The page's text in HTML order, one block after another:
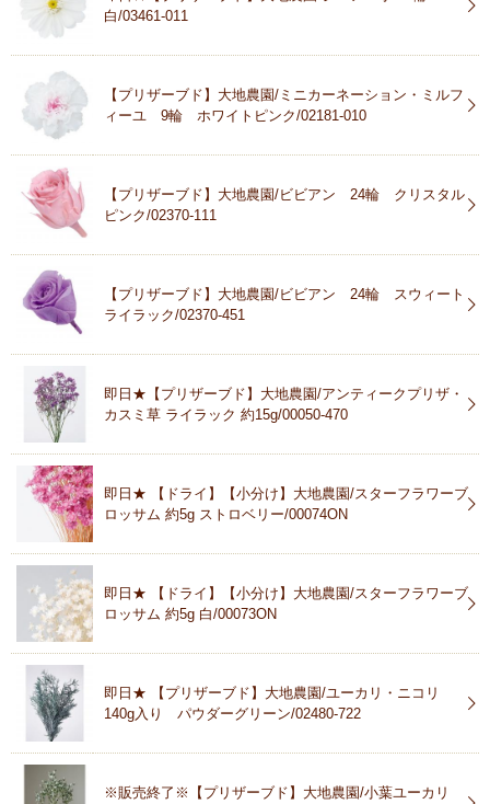
白/03461-011
【プリザーブド】大地農園/ミニカーネーション・ミルフ
ィーユ 9輪 ホワイトピンク/02181-010
【プリザーブド】大地農園/ビビアン 24輪 クリスタル
ピンク/02370-111
【プリザーブド】大地農園/ビビアン 24輪 スウィート
ライラック/02370-451
即日★【プリザーブド】大地農園/アンティークプリザ・
カスミ草 ライラック 約15g/00050-470
即日★ 【ドライ】【小分け】大地農園/スターフラワーブ
ロッサム 約5g ストロベリー/00074ON
即日★ 【ドライ】【小分け】大地農園/スターフラワーブ
ロッサム 約5g 白/00073ON
即日★ 【プリザーブド】大地農園/ユーカリ・ニコリ
140g入り パウダーグリーン/02480-722
※販売終了※【プリザーブド】大地農園/小葉ユーカリ